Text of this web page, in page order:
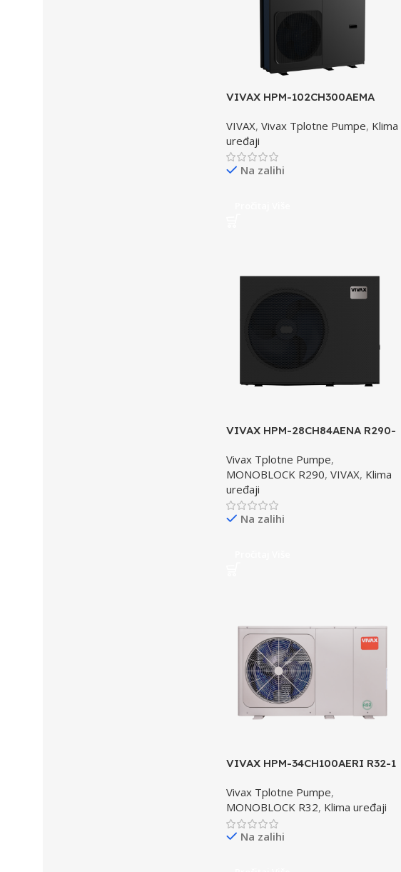
VIVAX HPM-102CH300AEMA
VIVAX, Vivax Tplotne Pumpe, Klima
uređaji
Na zalihi
VIVAX HPM-28CH84AENA R290-
VISOKOTEMPERATURNA
Vivax Tplotne Pumpe,
MONOBLOCK R290, VIVAX, Klima
uređaji
Na zalihi
VIVAX HPM-34CH100AERI R32-1
Vivax Tplotne Pumpe,
MONOBLOCK R32, Klima uređaji
Na zalihi